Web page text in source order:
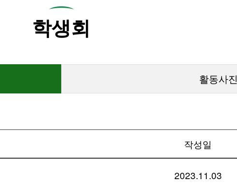
학생회
활동사진
작성일
2023.11.03